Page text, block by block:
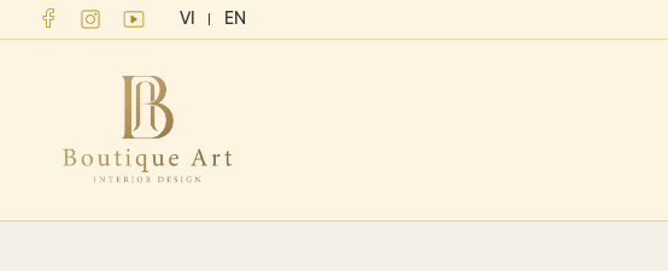
VI EN